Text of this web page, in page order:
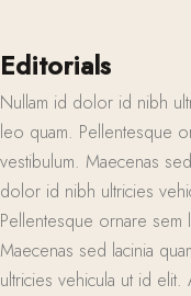
Editorials
Nullam id dolor id nibh
leo quam. Pellentesque
vestibulum. Maecenas
dolor id nibh ultricies
Pellentesque ornare sem
Maecenas sed lacinia
ultricies vehicula ut id